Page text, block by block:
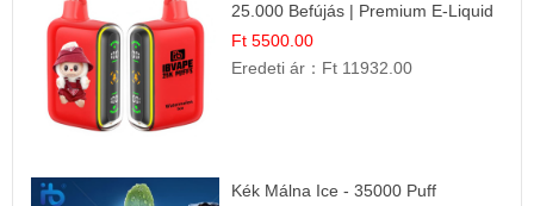
25.000 Befújás | Premium E-Liquid
Ft 5500.00
Eredeti ár： Ft 11932.00
Kék Málna Ice - 35000 Puff